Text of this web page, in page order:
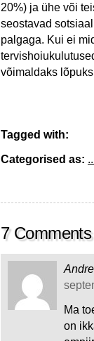
20%) ja ühe või
seostavad
palgaga. Kui ei
võimaldaks
Tagged with:
Categorised as:
7 Comments
Ma
on